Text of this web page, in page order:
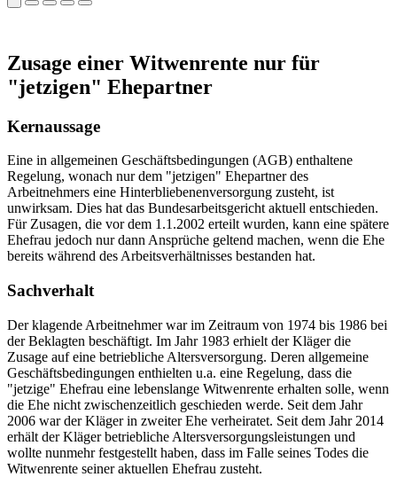
Zusage einer Witwenrente nur für
"jetzigen" Ehepartner
Kernaussage
Eine in allgemeinen Geschäftsbedingungen (AGB) enthaltene
Regelung, wonach nur dem "jetzigen" Ehepartner des
Arbeitnehmers eine Hinterbliebenenversorgung zusteht, ist
unwirksam. Dies hat das Bundesarbeitsgericht aktuell entschieden.
Für Zusagen, die vor dem 1.1.2002 erteilt wurden, kann eine spätere
Ehefrau jedoch nur dann Ansprüche geltend machen, wenn die Ehe
bereits während des Arbeitsverhältnisses bestanden hat.
Sachverhalt
Der klagende Arbeitnehmer war im Zeitraum von 1974 bis 1986 bei
der Beklagten beschäftigt. Im Jahr 1983 erhielt der Kläger die
Zusage auf eine betriebliche Altersversorgung. Deren allgemeine
Geschäftsbedingungen enthielten u.a. eine Regelung, dass die
"jetzige" Ehefrau eine lebenslange Witwenrente erhalten solle, wenn
die Ehe nicht zwischenzeitlich geschieden werde. Seit dem Jahr
2006 war der Kläger in zweiter Ehe verheiratet. Seit dem Jahr 2014
erhält der Kläger betriebliche Altersversorgungsleistungen und
wollte nunmehr festgestellt haben, dass im Falle seines Todes die
Witwenrente seiner aktuellen Ehefrau zusteht.